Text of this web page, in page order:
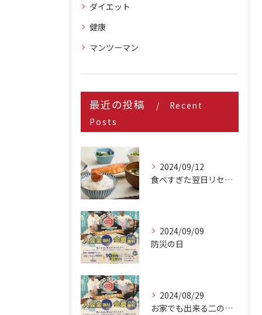
ダイエット
健康
マンツーマン
最近の投稿
Recent
Posts
2024/09/12
食べすぎた翌日リセット方法
2024/09/09
防災の日
2024/08/29
お家でも出来る二の腕シェイプアップ種目 3選